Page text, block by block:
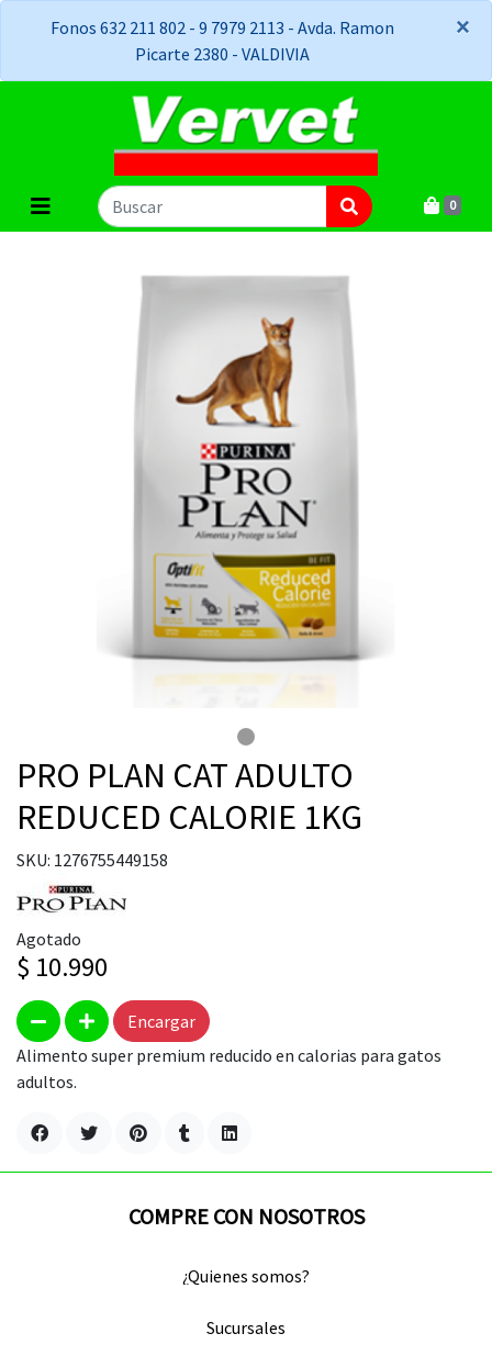
Fonos 632 211 802 - 9 7979 2113 - Avda. Ramon
Picarte 2380 - VALDIVIA
×
×
0
PRO PLAN CAT ADULTO
REDUCED CALORIE 1KG
SKU: 1276755449158
Agotado
$ 10.990
Encargar
Alimento super premium reducido en calorias para gatos
adultos.
COMPRE CON NOSOTROS
¿Quienes somos?
Sucursales